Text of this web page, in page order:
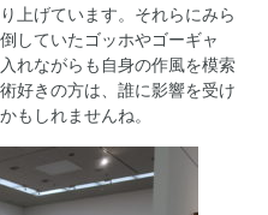
上げています。それらにみら
していたゴッホやゴーギャ
れながらも自身の作風を模索
好きの方は、誰に影響を受け
もしれませんね。